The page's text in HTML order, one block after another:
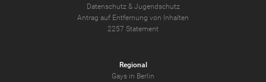
Datenschutz& Jugendschutz
Antrag auf Entfernung von Inhalten
2257 Statement
Regional
Gays in Berlin